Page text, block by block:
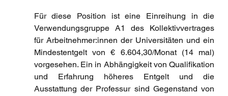
Für diese Position ist eine Einreihung in die
Verwendungsgruppe A1 des Kollektivvertrages
für Arbeitnehmer:innen der Universitäten und ein
Mindestentgelt von € 6.604,30/Monat (14 mal)
vorgesehen. Ein in Abhängigkeit von Qualifikation
und Erfahrung höheres Entgelt und die
Ausstattung der Professur sind Gegenstand von